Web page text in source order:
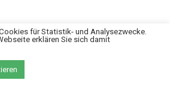
für Statistik- und Analysezwecke.
erklären Sie sich damit